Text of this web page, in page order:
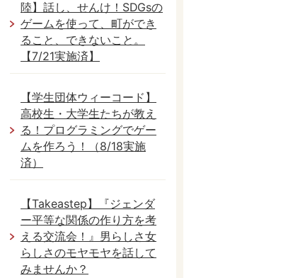
陸】話し、せんけ！SDGsの
ゲームを使って、町ができ
ること、できないこと。
【7/21実施済】
【学生団体ウィーコード】
高校生・大学生たちが教え
る！プログラミングでゲー
ムを作ろう！（8/18実施
済）
【Takeastep】『ジェンダ
ー平等な関係の作り方を考
える交流会！』男らしさ女
らしさのモヤモヤを話して
みませんか？